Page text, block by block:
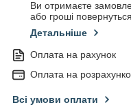
Ви отримаєте
або гроші
Детальніше
Оплата на рахунок
Оплата на
Всі умови оплати